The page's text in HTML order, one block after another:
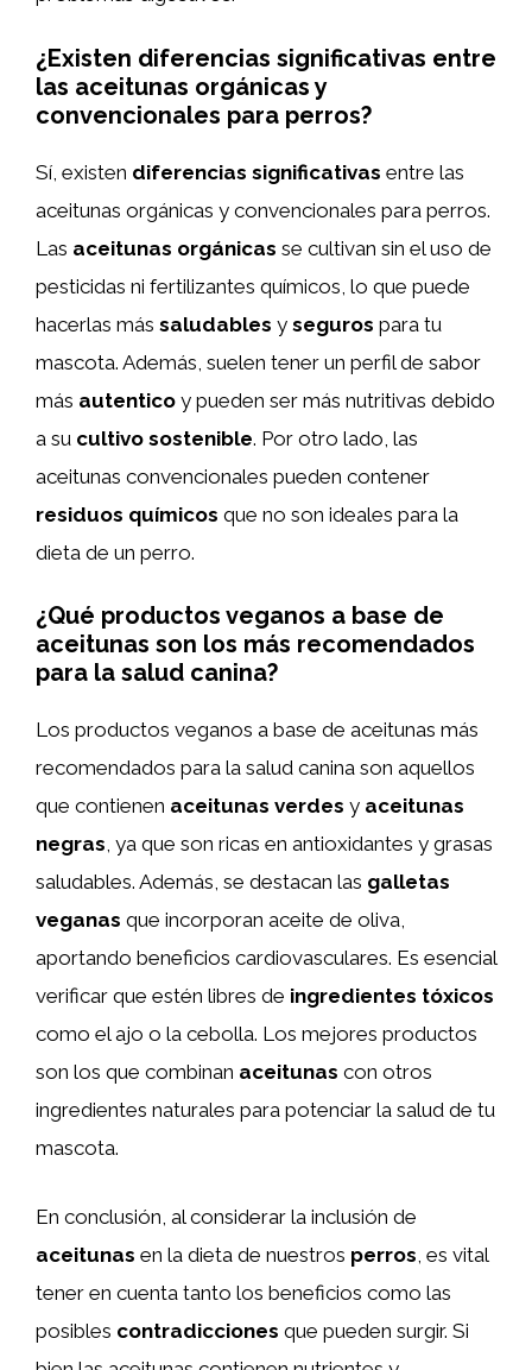
¿Existen diferencias significativas entre
las aceitunas orgánicas y
convencionales para perros?
Sí, existen diferencias significativas entre las
aceitunas orgánicas y convencionales para perros.
Las aceitunas orgánicas se cultivan sin el uso de
pesticidas ni fertilizantes químicos, lo que puede
hacerlas más saludables y seguros para tu
mascota. Además, suelen tener un perfil de sabor
más autentico y pueden ser más nutritivas debido
a su cultivo sostenible. Por otro lado, las
aceitunas convencionales pueden contener
residuos químicos que no son ideales para la
dieta de un perro.
¿Qué productos veganos a base de
aceitunas son los más recomendados
para la salud canina?
Los productos veganos a base de aceitunas más
recomendados para la salud canina son aquellos
que contienen aceitunas verdes y aceitunas
negras, ya que son ricas en antioxidantes y grasas
saludables. Además, se destacan las galletas
veganas que incorporan aceite de oliva,
aportando beneficios cardiovasculares. Es esencial
verificar que estén libres de ingredientes tóxicos
como el ajo o la cebolla. Los mejores productos
son los que combinan aceitunas con otros
ingredientes naturales para potenciar la salud de tu
mascota.
En conclusión, al considerar la inclusión de
aceitunas en la dieta de nuestros perros , es vital
tener en cuenta tanto los beneficios como las
posibles contradicciones que pueden surgir. Si